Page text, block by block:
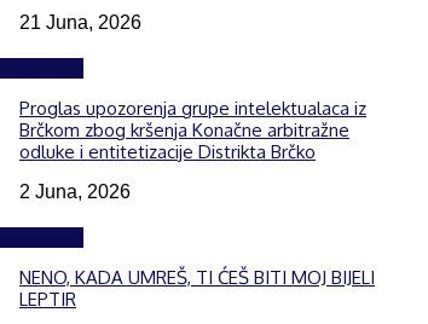
21 Juna, 2026
Proglas upozorenja grupe intelektualaca iz
Brčkom zbog kršenja Konačne arbitražne
odluke i entitetizacije Distrikta Brčko
2 Juna, 2026
NENO, KADA UMREŠ, TI ĆEŠ BITI MOJ BIJELI
LEPTIR